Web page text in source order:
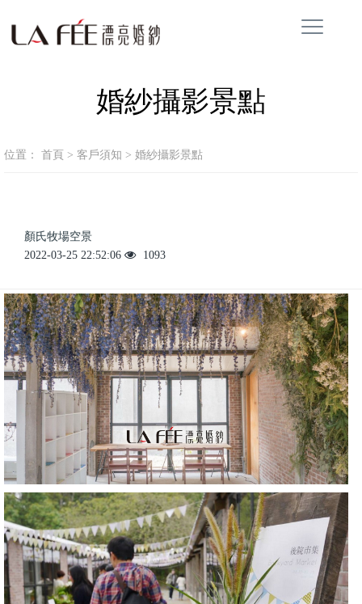
婚紗攝影景點
位置： 首頁 > 客戶須知 > 婚紗攝影景點
顏氏牧場空景
2022-03-25 22:52:06 1093